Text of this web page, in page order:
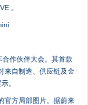
。
作伙伴大会。其首款
来自制造、供应链及金
。
官方局部图片。据蔚来